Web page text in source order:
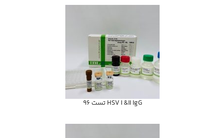
HSV I &II IgG تست 96